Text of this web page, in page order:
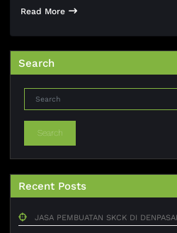
Read More
Search
Search
Recent Posts
JASA PEMBUATAN SKCK DI